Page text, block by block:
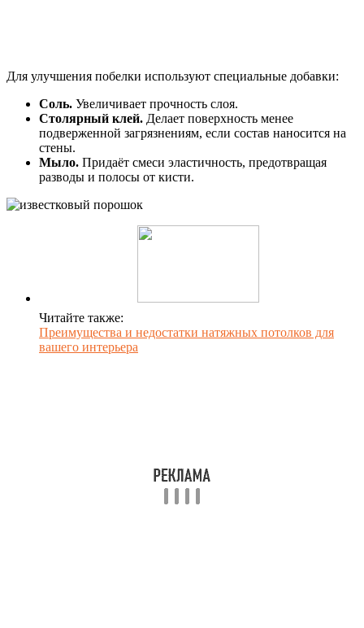
Для улучшения побелки используют специальные добавки:
Соль. Увеличивает прочность слоя.
Столярный клей. Делает поверхность менее
подверженной загрязнениям, если состав наносится на
стены.
Мыло. Придаёт смеси эластичность, предотвращая
разводы и полосы от кисти.
Читайте также:
Преимущества и недостатки натяжных потолков для
вашего интерьера